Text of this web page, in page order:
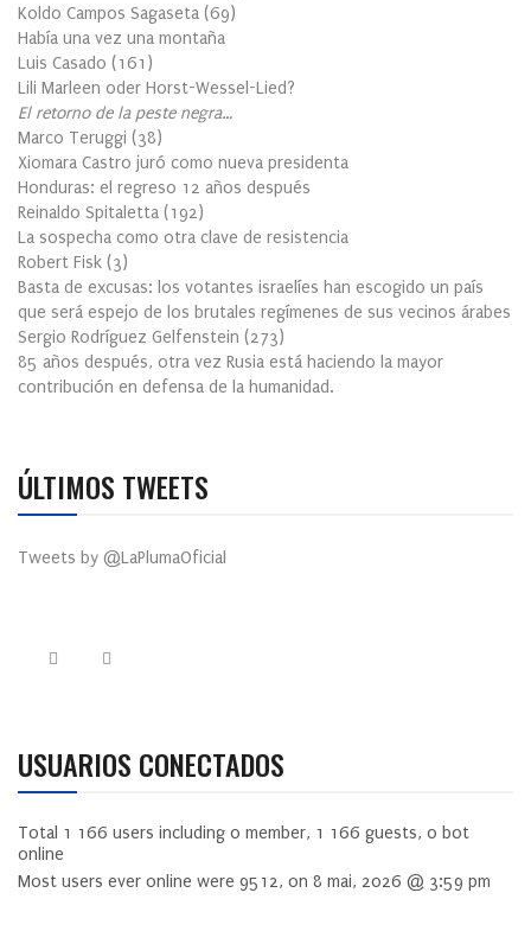
Koldo Campos Sagaseta (69)
Había una vez una montaña
Luis Casado (161 )
Lili Marleen oder Horst-Wessel-Lied?
El retorno de la peste negra…
Marco Teruggi (38)
Xiomara Castro juró como nueva presidenta
Honduras: el regreso 12 años después
Reinaldo Spitaletta (192)
La sospecha como otra clave de resistencia
Robert Fisk (3)
Basta de excusas: los votantes israelíes han escogido un país
que será espejo de los brutales regímenes de sus vecinos árabes
Sergio Rodríguez Gelfenstein (273)
85 años después, otra vez Rusia está haciendo la mayor
contribución en defensa de la humanidad.
ÚLTIMOS TWEETS
Tweets by @LaPlumaOficial
USUARIOS CONECTADOS
Total 1 166 users including 0 member, 1 166 guests, 0 bot
online
Most users ever online were 9512, on 8 mai, 2026 @ 3:59 pm